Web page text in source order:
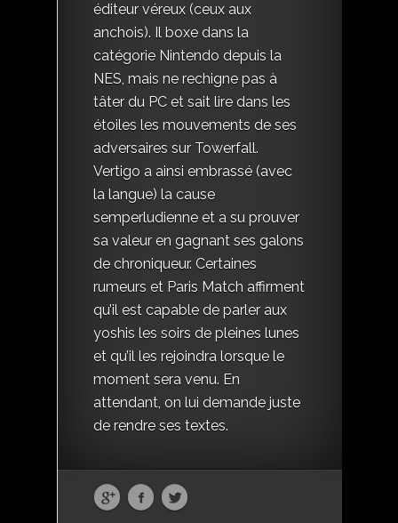
éditeur véreux (ceux aux
anchois). Il boxe dans la
catégorie Nintendo depuis la
NES, mais ne rechigne pas à
tâter du PC et sait lire dans les
étoiles les mouvements de ses
adversaires sur Towerfall.
Vertigo a ainsi embrassé (avec
la langue) la cause
semperludienne et a su prouver
sa valeur en gagnant ses galons
de chroniqueur. Certaines
rumeurs et Paris Match affirment
qu’il est capable de parler aux
yoshis les soirs de pleines lunes
et qu’il les rejoindra lorsque le
moment sera venu. En
attendant, on lui demande juste
de rendre ses textes.